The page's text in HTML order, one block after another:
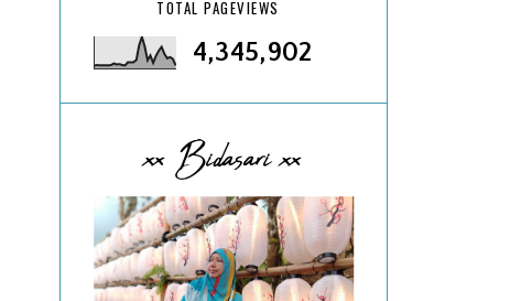
TOTAL PAGEVIEWS
4,345,902
xx Bidasari xx